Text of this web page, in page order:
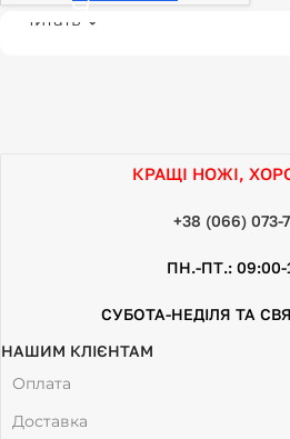
Читать
КРАЩІ НОЖІ,
+38 (066) 073-
ПН.-ПТ.: 09:00-
СУБОТА-НЕДІЛЯ ТА
НАШИМ КЛІЄНТАМ
Оплата
Доставка